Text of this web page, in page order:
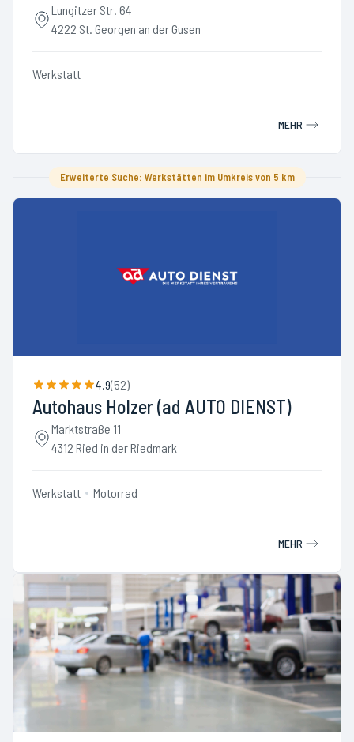
Lungitzer Str. 64
4222 St. Georgen an der Gusen
Werkstatt
MEHR
Erweiterte Suche: Werkstätten im Umkreis von 5 km
4.9(52)
Autohaus Holzer (ad AUTO DIENST)
Marktstraße 11
4312 Ried in der Riedmark
Werkstatt Motorrad
MEHR